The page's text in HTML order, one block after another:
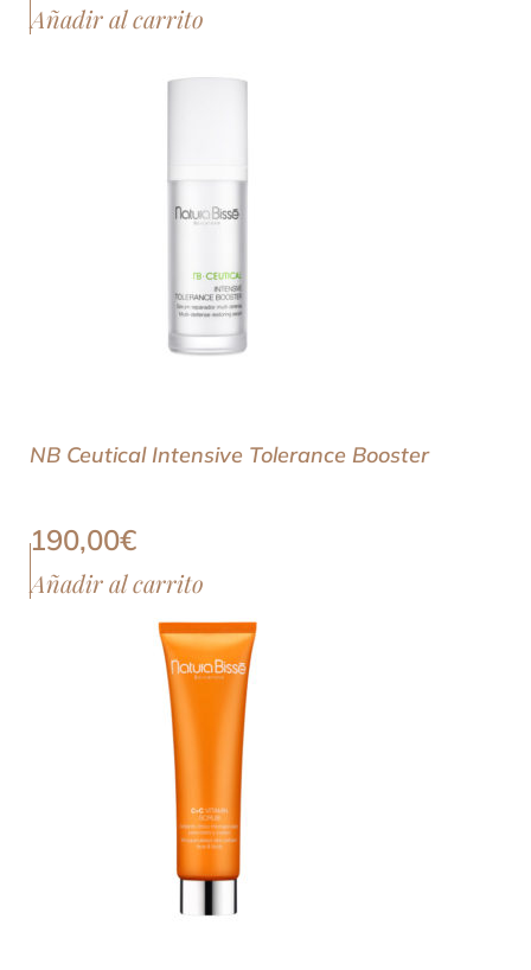
Añadir al carrito
NB Ceutical Intensive Tolerance Booster
190,00€
Añadir al carrito